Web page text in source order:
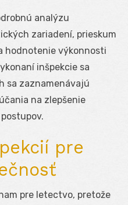
analýzu
zariadení, prieskum
hodnotenie výkonnosti
inšpekcie sa
sa zaznamenávajú
na zlepšenie
pre
pre letectvo, pretože